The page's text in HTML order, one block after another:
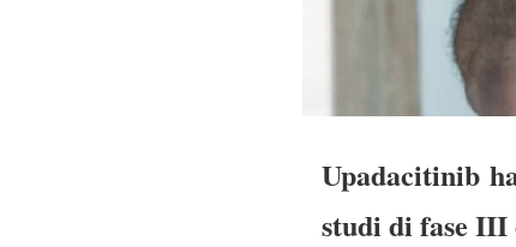
Upadacitinib
studi di fase